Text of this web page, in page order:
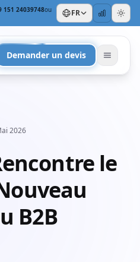
151 24039748ou
FR
Demander un devis
Pour Noël+
chers
2026
le
B2B